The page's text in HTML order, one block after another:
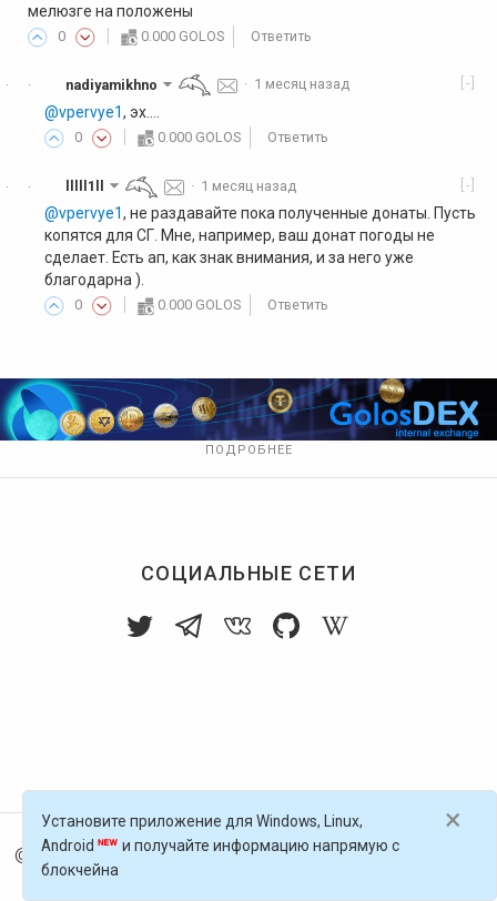
мелюзге на положены
0 0.000 GOLOS Ответить
·
· [-]
nadiyamikhno · 1 месяц назад
@vpervye1, эх....
0 0.000 GOLOS Ответить
·
· [-]
lllll1ll · 1 месяц назад
@vpervye1, не раздавайте пока полученные донаты. Пусть
копятся для СГ. Мне, например, ваш донат погоды не
сделает. Есть ап, как знак внимания, и за него уже
благодарна ).
0 0.000 GOLOS Ответить
ПОДРОБНЕЕ
СОЦИАЛЬНЫЕ СЕТИ
© 2016-2026Голос Блоги — децентрализованная п
латформа, работающая на блокчейне Golos
×
Установите приложение для Windows, Linux,
Android
и получайте информацию напрямую с
блокчейна